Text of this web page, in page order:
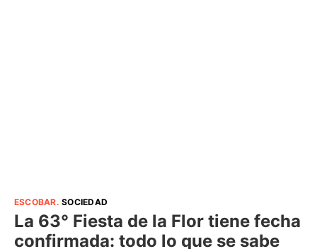
ESCOBAR.SOCIEDAD
La 63° Fiesta de la Flor tiene fecha
confirmada: todo lo que se sabe